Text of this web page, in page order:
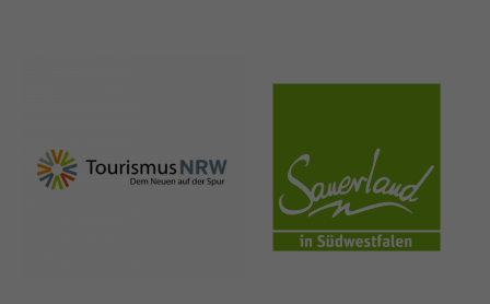
nrw-
tourismus.de
sauerland.co
m